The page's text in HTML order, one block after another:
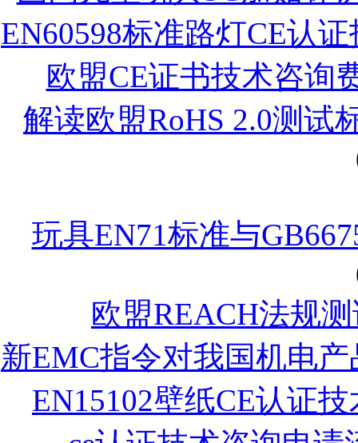
EN60598标准路灯CE认
欧盟CE证书技术咨询
解读欧盟RoHS 2.0测试
玩具EN71标准与
欧盟REACH法规
新EMC指令对我国机电
EN15102壁纸CE认证